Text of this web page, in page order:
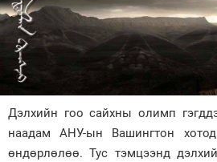
Эдийн засаг
Үзэл бодол
Спорт
Нийгэм
Дэлхий
Дэлхийн гоо сайхны олимп
наадам АНУ-ын Вашингтон хотод
өндөрлөлөө. Тус тэмцээнд